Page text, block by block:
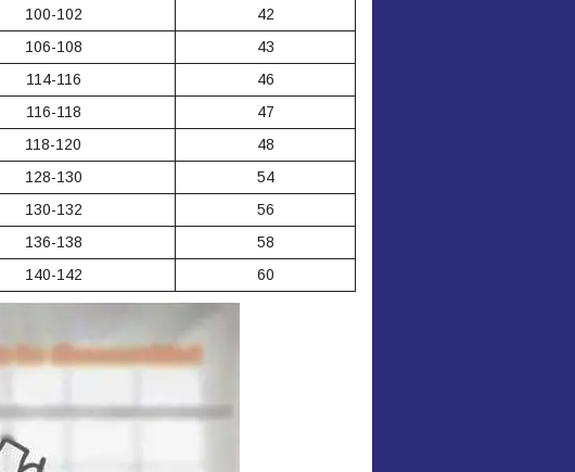
100-102
42
106-108
43
114-116
46
116-118
47
118-120
48
128-130
54
130-132
56
136-138
58
140-142 60